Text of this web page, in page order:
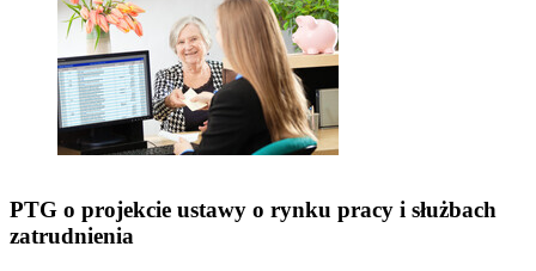
PTG o projekcie ustawy o rynku pracy i służbach
zatrudnienia